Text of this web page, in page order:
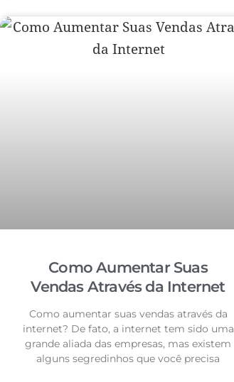
Como Aumentar Suas
Vendas Através da Internet
Como aumentar suas vendas através da
internet? De fato, a internet tem sido uma
grande aliada das empresas, mas existem
alguns segredinhos que você precisa